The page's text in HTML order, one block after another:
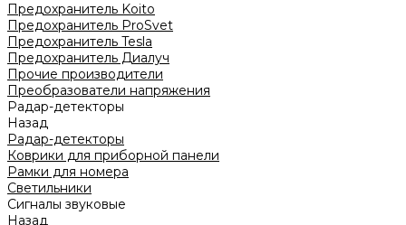
Предохранитель Koito
Предохранитель ProSvet
Предохранитель Tesla
Предохранитель Диалуч
Прочие производители
Преобразователи напряжения
Радар-детекторы
Назад
Радар-детекторы
Коврики для приборной панели
Рамки для номера
Светильники
Сигналы звуковые
Назад